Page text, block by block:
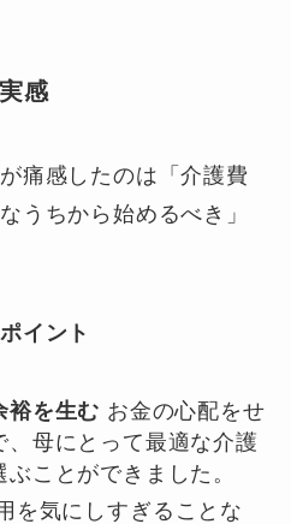
感
痛感したのは「介護費
うちから始めるべき」
イント
裕を生む お金の心配をせ
、母にとって最適な介護
ことができました。
を気にしすぎることな